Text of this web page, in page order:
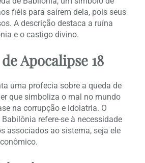
fiéis para saírem dela, pois seus
A descrição destaca a ruína
e o castigo divino.
Apocalipse 18
uma profecia sobre a queda de
que simboliza o mal no mundo
na corrupção e idolatria. O
refere-se à necessidade
associados ao sistema, seja ele